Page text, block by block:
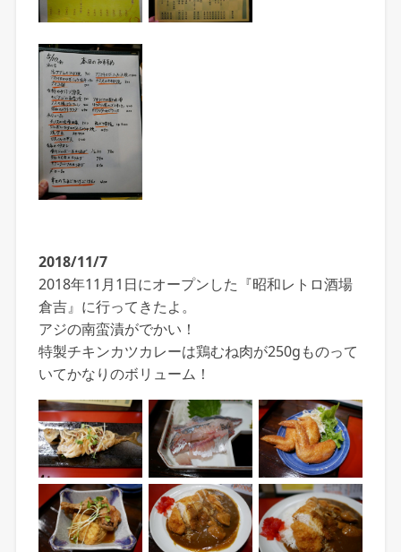
2018/11/7
2018年11月1日にオープンした『昭和レトロ酒場
倉吉』に行ってきたよ。
アジの南蛮漬がでかい！
特製チキンカツカレーは鶏むね肉が250gものって
いてかなりのボリューム！